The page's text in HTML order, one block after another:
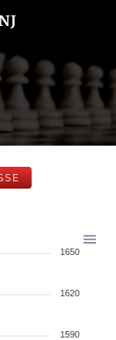
1650
1620
1590